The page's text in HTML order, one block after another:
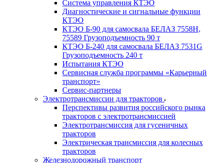
Система управления КТЭО
Диагностические и сигнальные функции
КТЭО
КТЭО Б-90 для самосвала БЕЛАЗ 7558H,
75589 Грузоподъемность 90 т
КТЭО Б-240 для самосвала БЕЛАЗ 7531G
Грузоподъемность 240 т
Испытания КТЭО
Сервисная служба программы «Карьерный
транспорт»
Сервис-партнеры
Электротрансмиссии для тракторов
Перспективы развития российского рынка
тракторов с электротрансмиссией
Электротрансмиссия для гусеничных
тракторов
Электрическая трансмиссия для колесных
тракторов
Железнодорожный транспорт